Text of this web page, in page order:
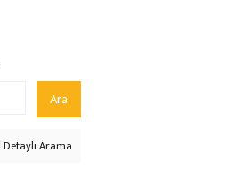
Ara
Detaylı Arama